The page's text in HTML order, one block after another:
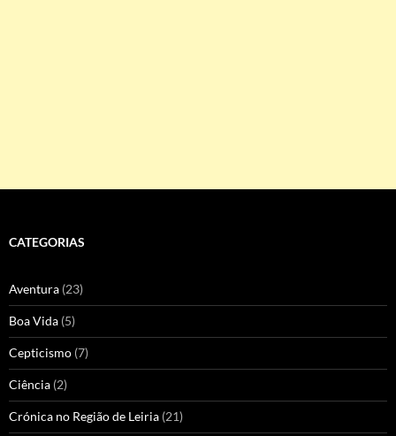
CATEGORIAS
Aventura (23)
Boa Vida (5)
Cepticismo (7)
Ciência (2)
Crónica no Região de Leiria (21)